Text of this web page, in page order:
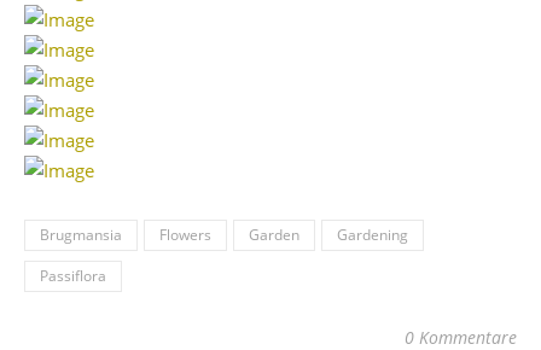
Brugmansia Flowers Garden
Gardening
Passiflora
0 Kommentare